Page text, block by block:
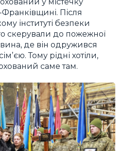
Після
інституті безпеки
скерували до пожежної
де він одружився
Тому рідні хотіли,
саме там.